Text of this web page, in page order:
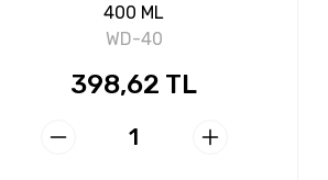
400 ML
WD-40
398,62 TL